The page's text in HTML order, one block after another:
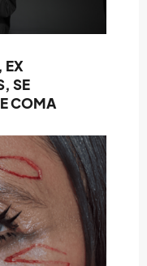
EX
SE
COMA